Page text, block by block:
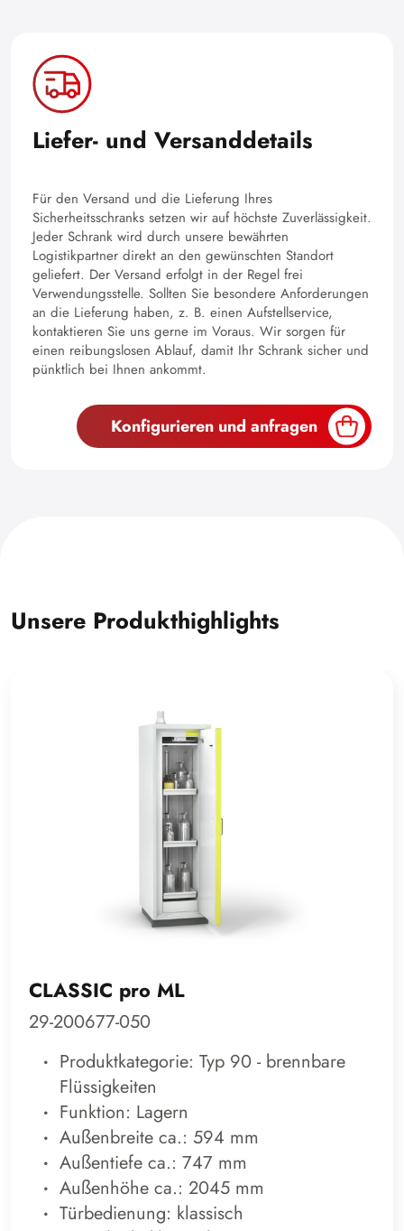
Liefer- und Versanddetails
Für den Versand und die Lieferung Ihres
Sicherheitsschranks setzen wir auf höchste Zuverlässigkeit.
Jeder Schrank wird durch unsere bewährten
Logistikpartner direkt an den gewünschten Standort
geliefert. Der Versand erfolgt in der Regel frei
Verwendungsstelle. Sollten Sie besondere Anforderungen
an die Lieferung haben, z. B. einen Aufstellservice,
kontaktieren Sie uns gerne im Voraus. Wir sorgen für
einen reibungslosen Ablauf, damit Ihr Schrank sicher und
pünktlich bei Ihnen ankommt.
Konfigurieren und anfragen
Unsere Produkthighlights
CLASSIC pro ML
29-200677-050
Produktkategorie: Typ 90 - brennbare
Flüssigkeiten
Funktion: Lagern
Außenbreite ca.: 594 mm
Außentiefe ca.: 747 mm
Außenhöhe ca.: 2045 mm
Türbedienung: klassisch